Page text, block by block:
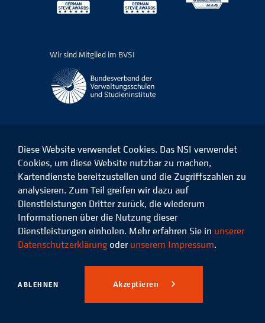
Wir sind Mitglied im BVSI
Das
NSI
Facebook
Das
NSI
auf
LinkedIn
Das
NSI
auf
Instagram
Das
Xing
© 2026 Niedersächsisches
Studieninstitut für kommunale
Verwaltung e.V.
Datenschutz Impressum
Diese Website verwendet Cookies. Das NSI verwendet
Cookies, um diese Website nutzbar zu machen,
Kartendienste bereitzustellen und die Zugriffszahlen zu
analysieren. Zum Teil greifen wir dazu auf
Dienstleistungen Dritter zurück, die wiederum
Informationen über die Nutzung dieser
Dienstleistungen einholen. Mehr erfahren Sie in unserer
Datenschutzerklärung oder unserem Impressum.
ABLEHNEN Akzeptieren